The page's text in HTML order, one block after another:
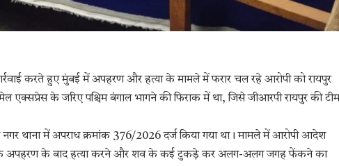
करते हुए मुंबई में अपहरण और हत्या के मामले में फरार चल रहे आरोपी को रायपुर
एक्सप्रेस के जरिए पश्चिम बंगाल भागने की फिराक में था, जिसे जीआरपी रायपुर की टीम
नगर थाना में अपराध क्रमांक 376/2026 दर्ज किया गया था। मामले में आरोपी आदेश
के अपहरण के बाद हत्या करने और शव के कई टुकड़े कर अलग-अलग जगह फेंकने का